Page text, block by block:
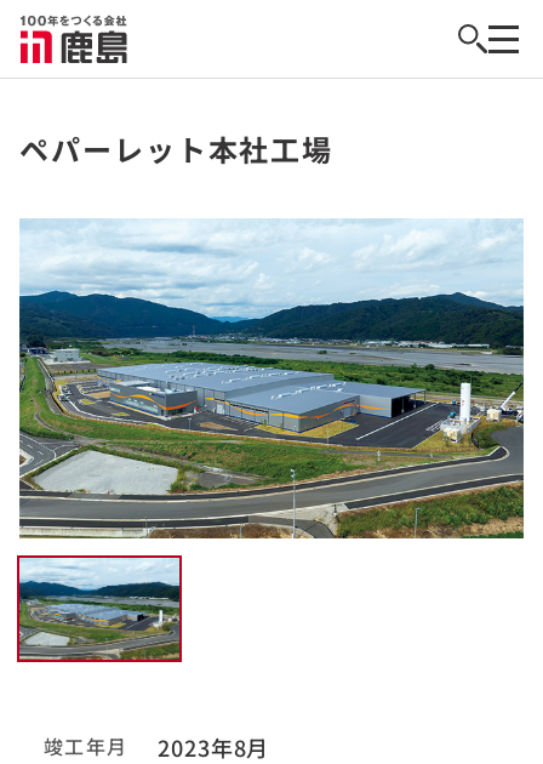
ペパーレット本社工場
竣工年月 2023年8月